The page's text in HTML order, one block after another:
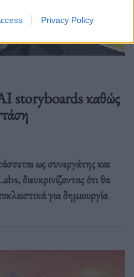
Privacy Policy
storyboards καθώς
ως συνεργάτης και
διευκρινίζοντας ότι θα
για δημιουργία